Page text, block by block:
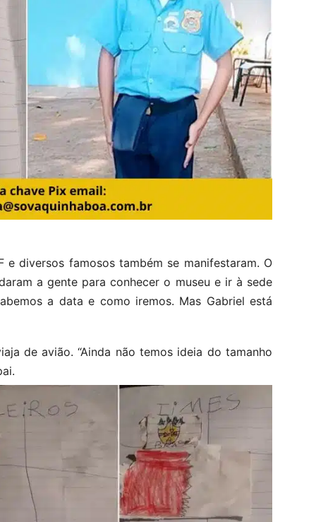
e diversos famosos também se manifestaram. O
a gente para conhecer o museu e ir à sede
a data e como iremos. Mas Gabriel está
de avião. “Ainda não temos ideia do tamanho